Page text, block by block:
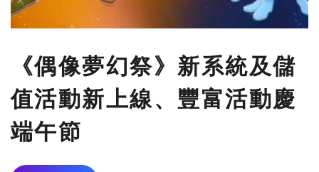
《偶像夢幻祭》新系統及儲
值活動新上線、豐富活動慶
端午節